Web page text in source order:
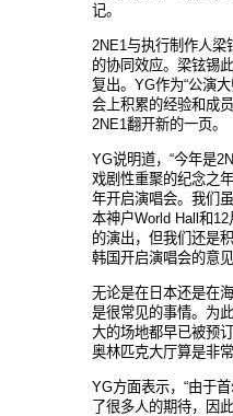
记。
2NE1与执行制作人梁
的协同效应。梁铉锡
复出。YG作为“公演
会上积累的经验和成
2NE1翻开新的一页。
YG说明道，“今年是
戏剧性重聚的纪念之
年开启演唱会。我们
本神户World Hall和
的演出，但我们还是
韩国开启演唱会的意见
无论是在日本还是在
是很常见的事情。为
大的场地都早已被预
奥林匹克大厅算是非常
YG方面表示，“由于
了很多人的期待，因